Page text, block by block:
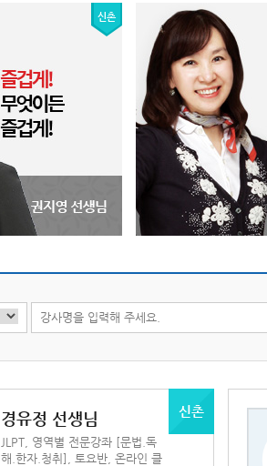
신촌
경유정 선생님
JLPT, 영역별 전문강좌 [문법.독
해.한자.청취], 토요반, 온라인 클
신촌